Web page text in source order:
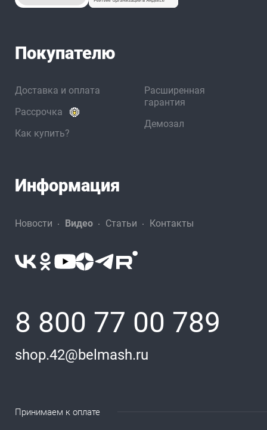
Покупателю
Доставка и оплата
Рассрочка
Как купить?
Расширенная
гарантия
Демозал
Информация
Новости Видео Статьи Контакты
8 800 77 00 789
shop.42@belmash.ru
Принимаем к оплате